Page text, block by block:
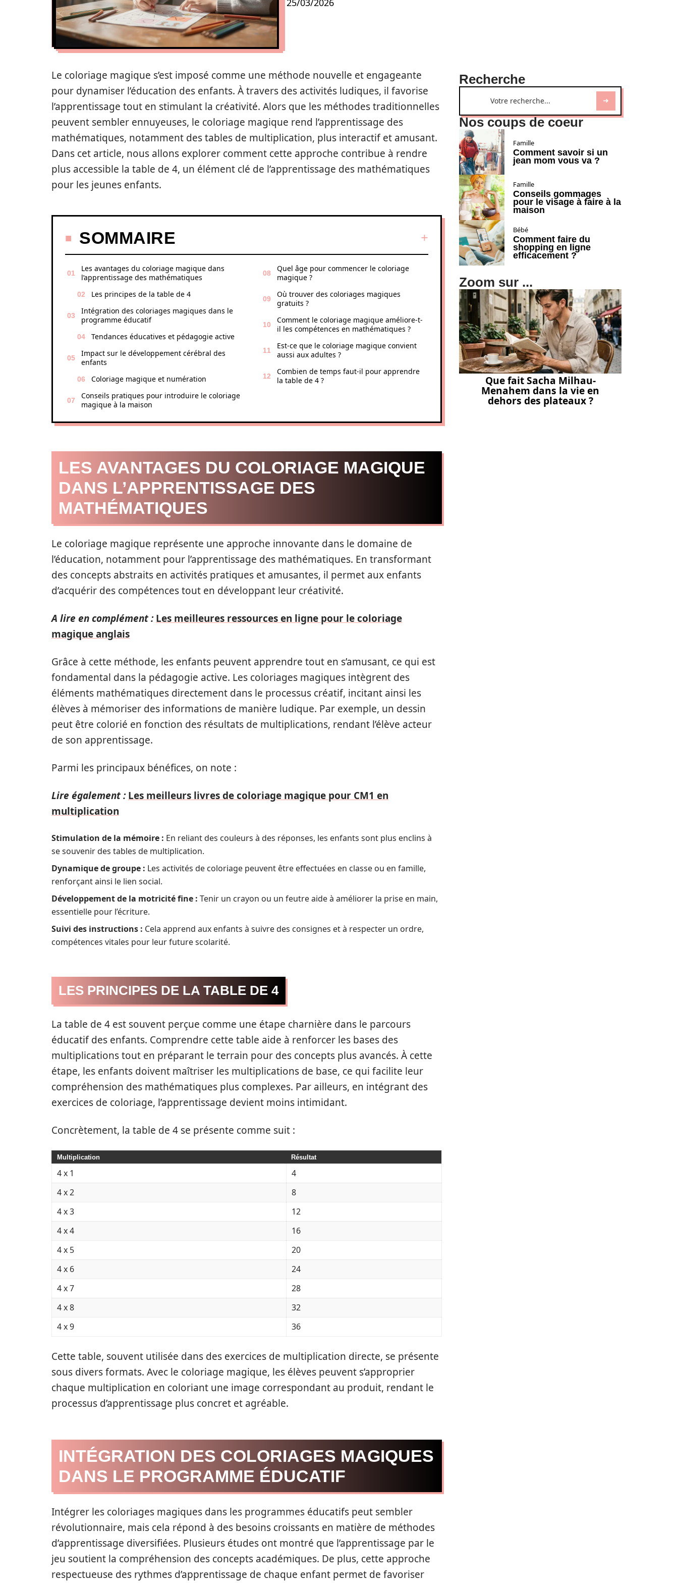
25/03/2026
Le coloriage magique s’est imposé comme une méthode nouvelle et engageante
pour dynamiser l’éducation des enfants. À travers des activités ludiques, il favorise
l’apprentissage tout en stimulant la créativité. Alors que les méthodes traditionnelles
peuvent sembler ennuyeuses, le coloriage magique rend l’apprentissage des
mathématiques, notamment des tables de multiplication, plus interactif et amusant.
Dans cet article, nous allons explorer comment cette approche contribue à rendre
plus accessible la table de 4, un élément clé de l’apprentissage des mathématiques
pour les jeunes enfants.
SOMMAIRE
Les avantages du coloriage magique dans
l’apprentissage des mathématiques
Les principes de la table de 4
Intégration des coloriages magiques dans le
programme éducatif
Tendances éducatives et pédagogie active
Impact sur le développement cérébral des
enfants
Coloriage magique et numération
Conseils pratiques pour introduire le coloriage
magique à la maison
Quel âge pour commencer le coloriage
magique ?
Où trouver des coloriages magiques
gratuits ?
Comment le coloriage magique améliore-t-
il les compétences en mathématiques ?
Est-ce que le coloriage magique convient
aussi aux adultes ?
Combien de temps faut-il pour apprendre
la table de 4 ?
LES AVANTAGES DU COLORIAGE MAGIQUE
DANS L’APPRENTISSAGE DES
MATHÉMATIQUES
Le coloriage magique représente une approche innovante dans le domaine de
l’éducation, notamment pour l’apprentissage des mathématiques. En transformant
des concepts abstraits en activités pratiques et amusantes, il permet aux enfants
d’acquérir des compétences tout en développant leur créativité.
A lire en complément : Les meilleures ressources en ligne pour le coloriage
magique anglais
Grâce à cette méthode, les enfants peuvent apprendre tout en s’amusant, ce qui est
fondamental dans la pédagogie active. Les coloriages magiques intègrent des
éléments mathématiques directement dans le processus créatif, incitant ainsi les
élèves à mémoriser des informations de manière ludique. Par exemple, un dessin
peut être colorié en fonction des résultats de multiplications, rendant l’élève acteur
de son apprentissage.
Parmi les principaux bénéfices, on note :
Lire également : Les meilleurs livres de coloriage magique pour CM1 en
multiplication
Stimulation de la mémoire : En reliant des couleurs à des réponses, les enfants sont plus enclins à
se souvenir des tables de multiplication.
Dynamique de groupe : Les activités de coloriage peuvent être effectuées en classe ou en famille,
renforçant ainsi le lien social.
Développement de la motricité fine : Tenir un crayon ou un feutre aide à améliorer la prise en main,
essentielle pour l’écriture.
Suivi des instructions : Cela apprend aux enfants à suivre des consignes et à respecter un ordre,
compétences vitales pour leur future scolarité.
LES PRINCIPES DE LA TABLE DE 4
La table de 4 est souvent perçue comme une étape charnière dans le parcours
éducatif des enfants. Comprendre cette table aide à renforcer les bases des
multiplications tout en préparant le terrain pour des concepts plus avancés. À cette
étape, les enfants doivent maîtriser les multiplications de base, ce qui facilite leur
compréhension des mathématiques plus complexes. Par ailleurs, en intégrant des
exercices de coloriage, l’apprentissage devient moins intimidant.
Concrètement, la table de 4 se présente comme suit :
Multiplication Résultat
4 x 1
4
4 x 2
8
4 x 3
12
4 x 4
16
4 x 5
20
4 x 6
24
4 x 7
28
4 x 8
32
4 x 9
36
Cette table, souvent utilisée dans des exercices de multiplication directe, se présente
sous divers formats. Avec le coloriage magique, les élèves peuvent s’approprier
chaque multiplication en coloriant une image correspondant au produit, rendant le
processus d’apprentissage plus concret et agréable.
INTÉGRATION DES COLORIAGES MAGIQUES
DANS LE PROGRAMME ÉDUCATIF
Intégrer les coloriages magiques dans les programmes éducatifs peut sembler
révolutionnaire, mais cela répond à des besoins croissants en matière de méthodes
d’apprentissage diversifiées. Plusieurs études ont montré que l’apprentissage par le
jeu soutient la compréhension des concepts académiques. De plus, cette approche
respectueuse des rythmes d’apprentissage de chaque enfant permet de favoriser
Recherche
Nos coups de coeur
Famille
Comment savoir si un
jean mom vous va ?
Famille
Conseils gommages
pour le visage à faire à la
maison
Bébé
Comment faire du
shopping en ligne
efficacement ?
Zoom sur ...
Que fait Sacha Milhau-
Menahem dans la vie en
dehors des plateaux ?